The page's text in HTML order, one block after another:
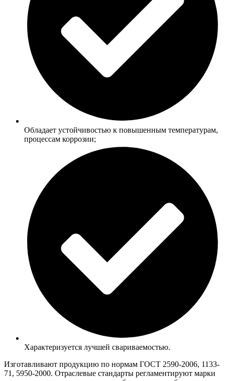
Обладает устойчивостью к повышенным температурам,
процессам коррозии;
Характеризуется лучшей свариваемостью.
Изготавливают продукцию по нормам ГОСТ 2590-2006, 1133-
71, 5950-2000. Отраслевые стандарты регламентируют марки